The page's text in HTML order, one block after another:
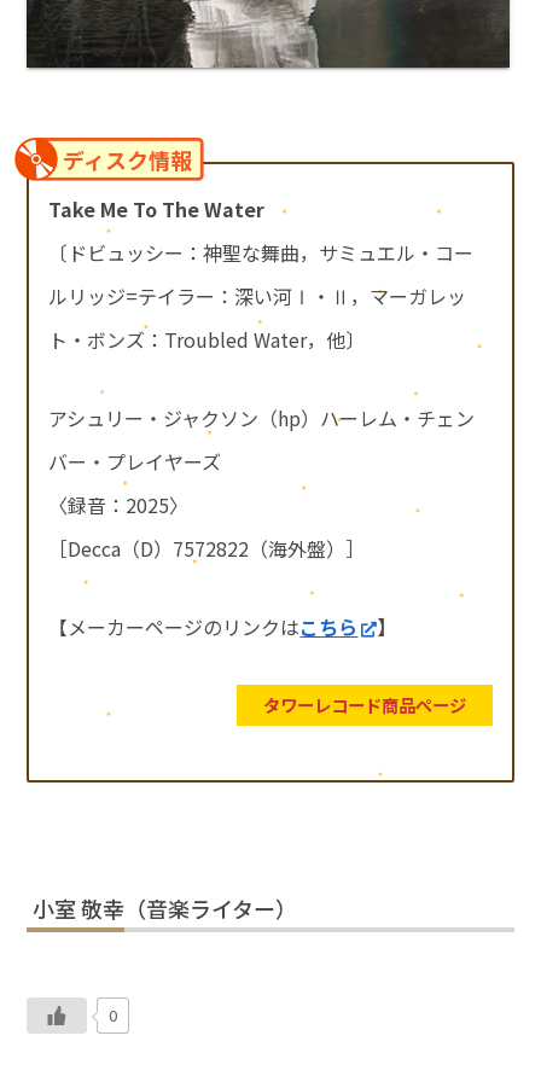
ディスク情報
Take Me To The Water
〔ドビュッシー：神聖な舞曲，サミュエル・コー
ルリッジ=テイラー：深い河Ⅰ・Ⅱ，マーガレッ
ト・ボンズ：Troubled Water，他〕
アシュリー・ジャクソン（hp）ハーレム・チェン
バー・プレイヤーズ
〈録音：2025〉
［Decca（D）7572822（海外盤）］
【メーカーページのリンクはこちら 】
タワーレコード商品ページ
小室 敬幸（音楽ライター）
0